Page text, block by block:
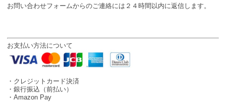
お問い合わせフォームからのご連絡には２４時間以内に返信します。
お支払い方法について
・クレジットカード決済
・銀行振込（前払い）
・Amazon Pay